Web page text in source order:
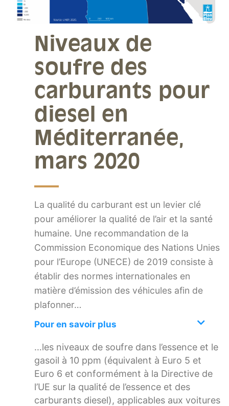
Niveaux de
soufre des
carburants pour
diesel en
Méditerranée,
mars 2020
La qualité du carburant est un levier clé
pour améliorer la qualité de l’air et la santé
humaine. Une recommandation de la
Commission Economique des Nations Unies
pour l’Europe (UNECE) de 2019 consiste à
établir des normes internationales en
matière d’émission des véhicules afin de
plafonner…
Pour en savoir plus
…les niveaux de soufre dans l’essence et le
gasoil à 10 ppm (équivalent à Euro 5 et
Euro 6 et conformément à la Directive de
l’UE sur la qualité de l’essence et des
carburants diesel), applicables aux voitures